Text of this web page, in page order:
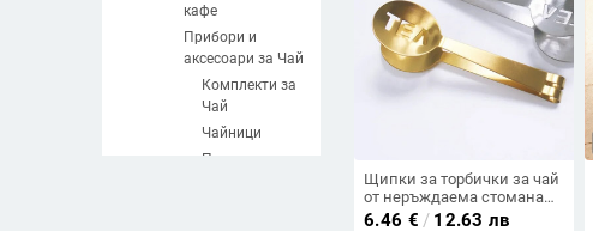
кафе
Прибори и
аксесоари за Чай
Комплекти за
Чай
Чайници
Подноси за
Щипки за торбички за чай
от неръждаема стомана
за многократна употреба,
6.46 € / 12.63 лв